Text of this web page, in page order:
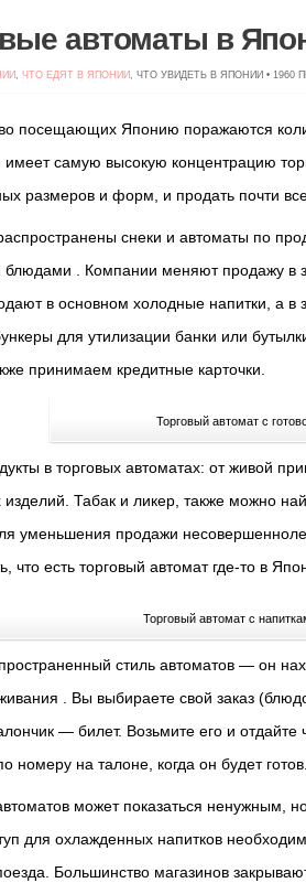
автоматы в
, ЧТО ЕДЯТ В ЯПОНИИ, ЧТО УВИДЕТЬ В ЯПОНИИ • 1960
посещающих Японию поражаются
имеет самую высокую концентрацию
размеров и форм, и продать почти
снеки и автоматы по
. Компании меняют продажу в
в основном холодные напитки, а в
для утилизации банки или
принимаем кредитные карточки.
Торговый автомат с
в торговых автоматах: от живой
Табак и ликер, также можно
уменьшения продажи
что есть торговый автомат где-то в
Торговый автомат с
стиль автоматов — он
. Вы выбираете свой заказ
— билет. Возьмите его и
номеру на талоне, когда он будет готов.
может показаться ненужным,
для охлажденных напитков необходим.
Большинство магазинов